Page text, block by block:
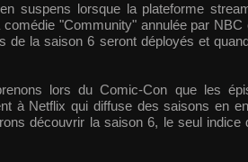
suspens lorsque la plateforme
"Community" annulée par
de la saison 6 seront déployés et
lors du Comic-Con que les
à Netflix qui diffuse des saisons en
découvrir la saison 6, le seul